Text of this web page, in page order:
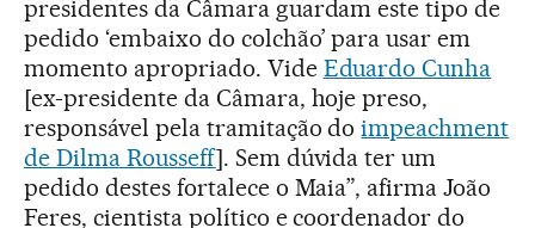
presidentes da Câmara guardam este tipo de
pedido ‘embaixo do colchão’ para usar em
momento apropriado. Vide Eduardo Cunha
[ex-presidente da Câmara, hoje preso,
responsável pela tramitação doimpeachment
de Dilma Rousseff]. Sem dúvida ter um
pedido destes fortalece o Maia”, afirma João
Feres, cientista político e coordenador do